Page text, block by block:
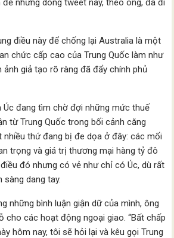
nhưng dòng tweet này, theo ông, đã đi
điều này để chống lại Australia là một
chức cấp cao của Trung Quốc làm như
giả tạo rõ ràng đã đẩy chính phủ
Úc đang tìm chờ đợi những mức thuế
từ Trung Quốc trong bối cảnh căng
nhiều thứ đang bị đe dọa ở đây: các mối
trọng và giá trị thương mại hàng tỷ đô
đó nhưng có vẻ như chỉ có Úc, dù rất
sàng dang tay.
những bình luận giận dữ của mình, ông
cho các hoạt động ngoại giao. “Bất chấp
hôm nay, tôi sẽ hỏi lại và kêu gọi Trung